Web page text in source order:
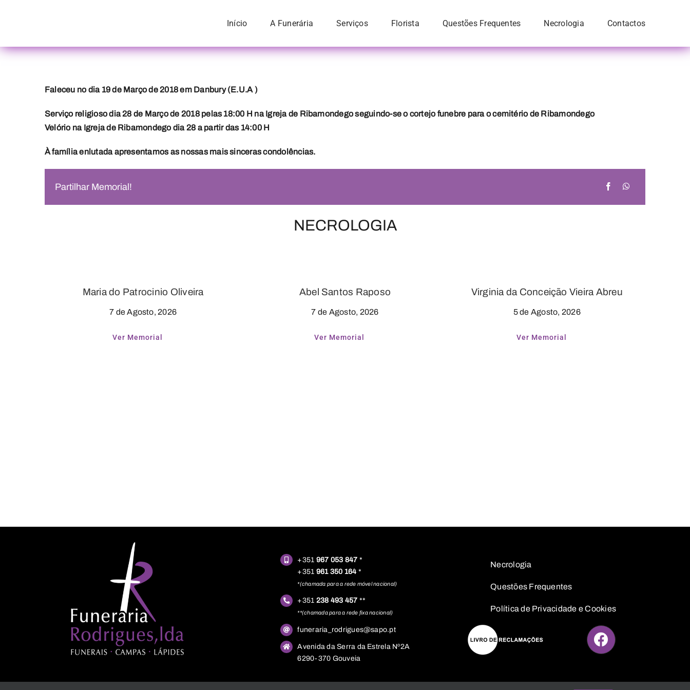
Início A Funerária Serviços Florista Questões Frequentes Necrologia Contactos
Faleceu no dia 19 de Março de 2018 em Danbury (E.U.A )
Serviço religioso dia 28 de Março de 2018 pelas 18:00 H na Igreja de Ribamondego seguindo-se o cortejo funebre para o cemitério de Ribamondego
Velório na Igreja de Ribamondego dia 28 a partir das 14:00 H
À família enlutada apresentamos as nossas mais sinceras condolências.
Partilhar Memorial!
NECROLOGIA
Maria do Patrocinio Oliveira
7 de Agosto, 2026
Ver Memorial
Abel Santos Raposo
7 de Agosto, 2026
Ver Memorial
Virginia da Conceição Vieira Abreu
5 de Agosto, 2026
Ver Memorial
+351 967 053 847 *
+351 961 350 164 *
*(chamada para a rede móvel nacional)
+351 238 493 457 **
**(chamada para a rede fixa nacional)
funeraria_rodrigues@sapo.pt
Avenida da Serra da Estrela Nº2A
6290-370 Gouveia
Necrologia
Questões Frequentes
Política de Privacidade e Cookies